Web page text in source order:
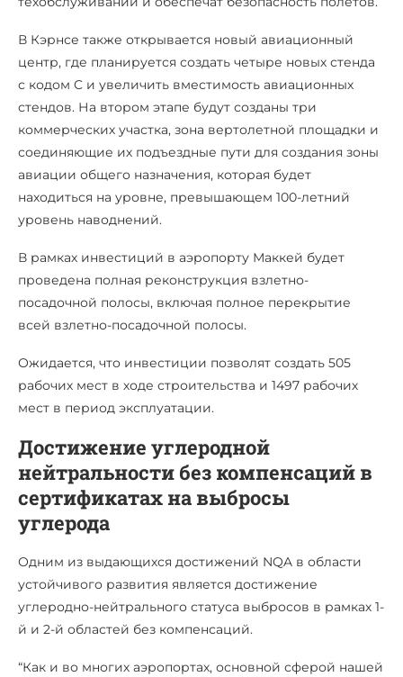
В Кэрнсе также открывается новый авиационный
центр, где планируется создать четыре новых стенда
с кодом C и увеличить вместимость авиационных
стендов. На втором этапе будут созданы три
коммерческих участка, зона вертолетной площадки и
соединяющие их подъездные пути для создания зоны
авиации общего назначения, которая будет
находиться на уровне, превышающем 100-летний
уровень наводнений.
В рамках инвестиций в аэропорту Маккей будет
проведена полная реконструкция взлетно-
посадочной полосы, включая полное перекрытие
всей взлетно-посадочной полосы.
Ожидается, что инвестиции позволят создать 505
рабочих мест в ходе строительства и 1497 рабочих
мест в период эксплуатации.
Достижение углеродной
нейтральности без компенсаций в
сертификатах на выбросы
углерода
Одним из выдающихся достижений NQA в области
устойчивого развития является достижение
углеродно-нейтрального статуса выбросов в рамках 1-
й и 2-й областей без компенсаций.
“Как и во многих аэропортах, основной сферой нашей